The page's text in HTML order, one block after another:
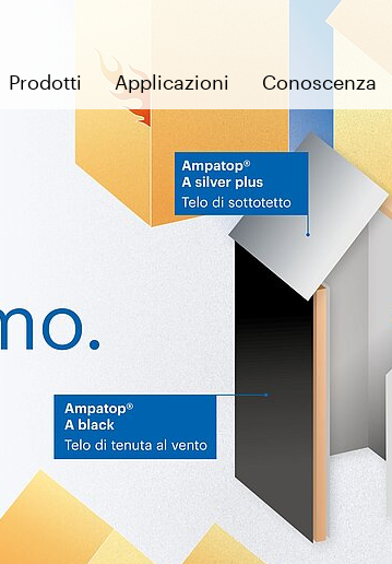
Prodotti Applicazioni Conoscenza